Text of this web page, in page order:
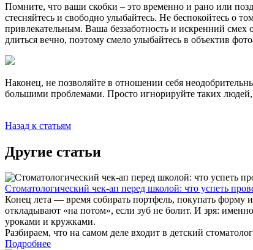
Помните, что ваши скобки – это временно и рано или
стесняйтесь и свободно улыбайтесь. Не беспокойтесь о
привлекательным. Ваша беззаботность и искренний
длиться вечно, поэтому смело улыбайтесь в объектив
Наконец, не позволяйте в отношении себя
большими проблемами. Просто игнорируйте таких
Назад к статьям
Другие статьи
Стоматологический чек-ап перед школой: что успеть
Конец лета — время собирать портфель, покупать форму
откладывают «на потом», если зуб не болит. И зря:
уроками и кружками.
Разбираем, что на самом деле входит в детский
Подробнее